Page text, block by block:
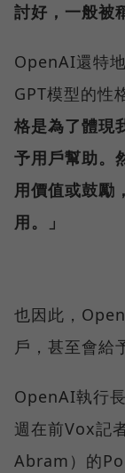
討好，一般被
OpenAI還特
GPT模型的性
格是為了體現
予用戶幫助。
用價值或鼓勵
用。」
也因此，
戶，甚至會給
OpenAI執行
週在前Vox記
Abram）的